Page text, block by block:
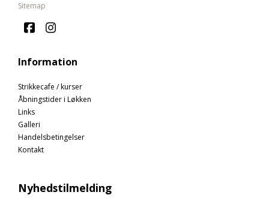
Sitemap
Information
Strikkecafe / kurser
Åbningstider i Løkken
Links
Galleri
Handelsbetingelser
Kontakt
Nyhedstilmelding